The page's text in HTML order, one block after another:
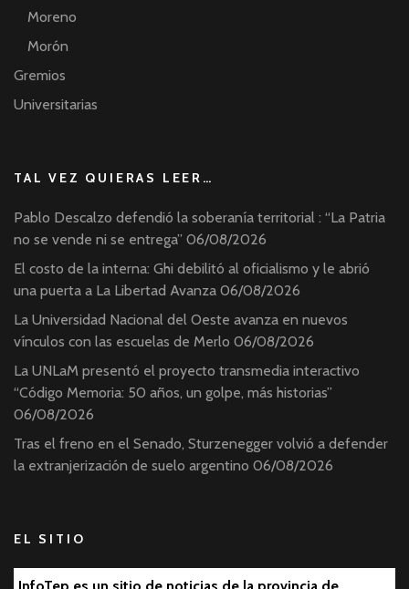
Moreno
Morón
Gremios
Universitarias
TAL VEZ QUIERAS LEER…
Pablo Descalzo defendió la soberanía territorial : “La Patria
no se vende ni se entrega” 06/08/2026
El costo de la interna: Ghi debilitó al oficialismo y le abrió
una puerta a La Libertad Avanza 06/08/2026
La Universidad Nacional del Oeste avanza en nuevos
vínculos con las escuelas de Merlo 06/08/2026
La UNLaM presentó el proyecto transmedia interactivo
“Código Memoria: 50 años, un golpe, más historias”
06/08/2026
Tras el freno en el Senado, Sturzenegger volvió a defender
la extranjerización de suelo argentino 06/08/2026
EL SITIO